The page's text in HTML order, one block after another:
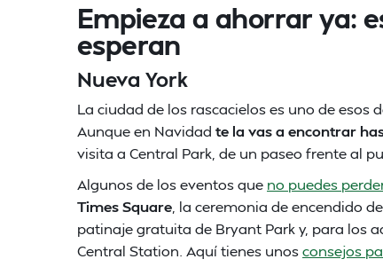
Empieza a ahorrar ya:
esperan
Nueva York
La ciudad de los rascacielos es uno de esos
Aunque en Navidad te la vas a encontrar
visita a Central Park, de un paseo frente al
Algunos de los eventos que no puedes
Times Square , la ceremonia de encendido
patinaje gratuita de Bryant Park y, para los
Central Station. Aquí tienes unosconsejos